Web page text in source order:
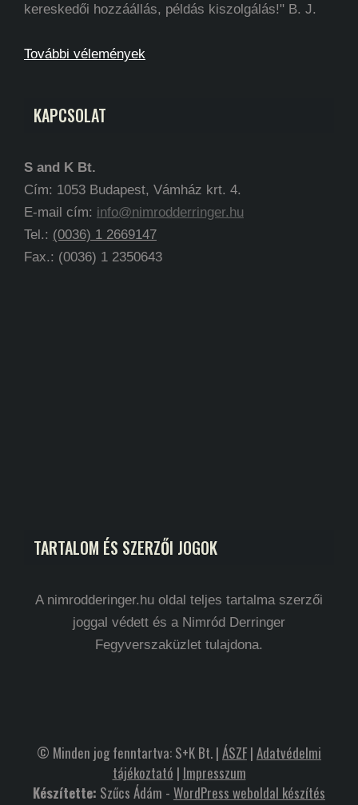
kereskedői hozzáállás, példás kiszolgálás!" B. J.
További vélemények
KAPCSOLAT
S and K Bt.
Cím: 1053 Budapest, Vámház krt. 4.
E-mail cím: info@nimrodderringer.hu
Tel.: (0036) 1 2669147
Fax.: (0036) 1 2350643
TARTALOM ÉS SZERZŐI JOGOK
A nimrodderinger.hu oldal teljes tartalma szerzői
joggal védett és a Nimród Derringer
Fegyverszaküzlet tulajdona.
© Minden jog fenntartva: S+K Bt. | ÁSZF| Adatvédelmi
tájékoztató | Impresszum
Készítette: Szűcs Ádám - WordPress weboldal készítés